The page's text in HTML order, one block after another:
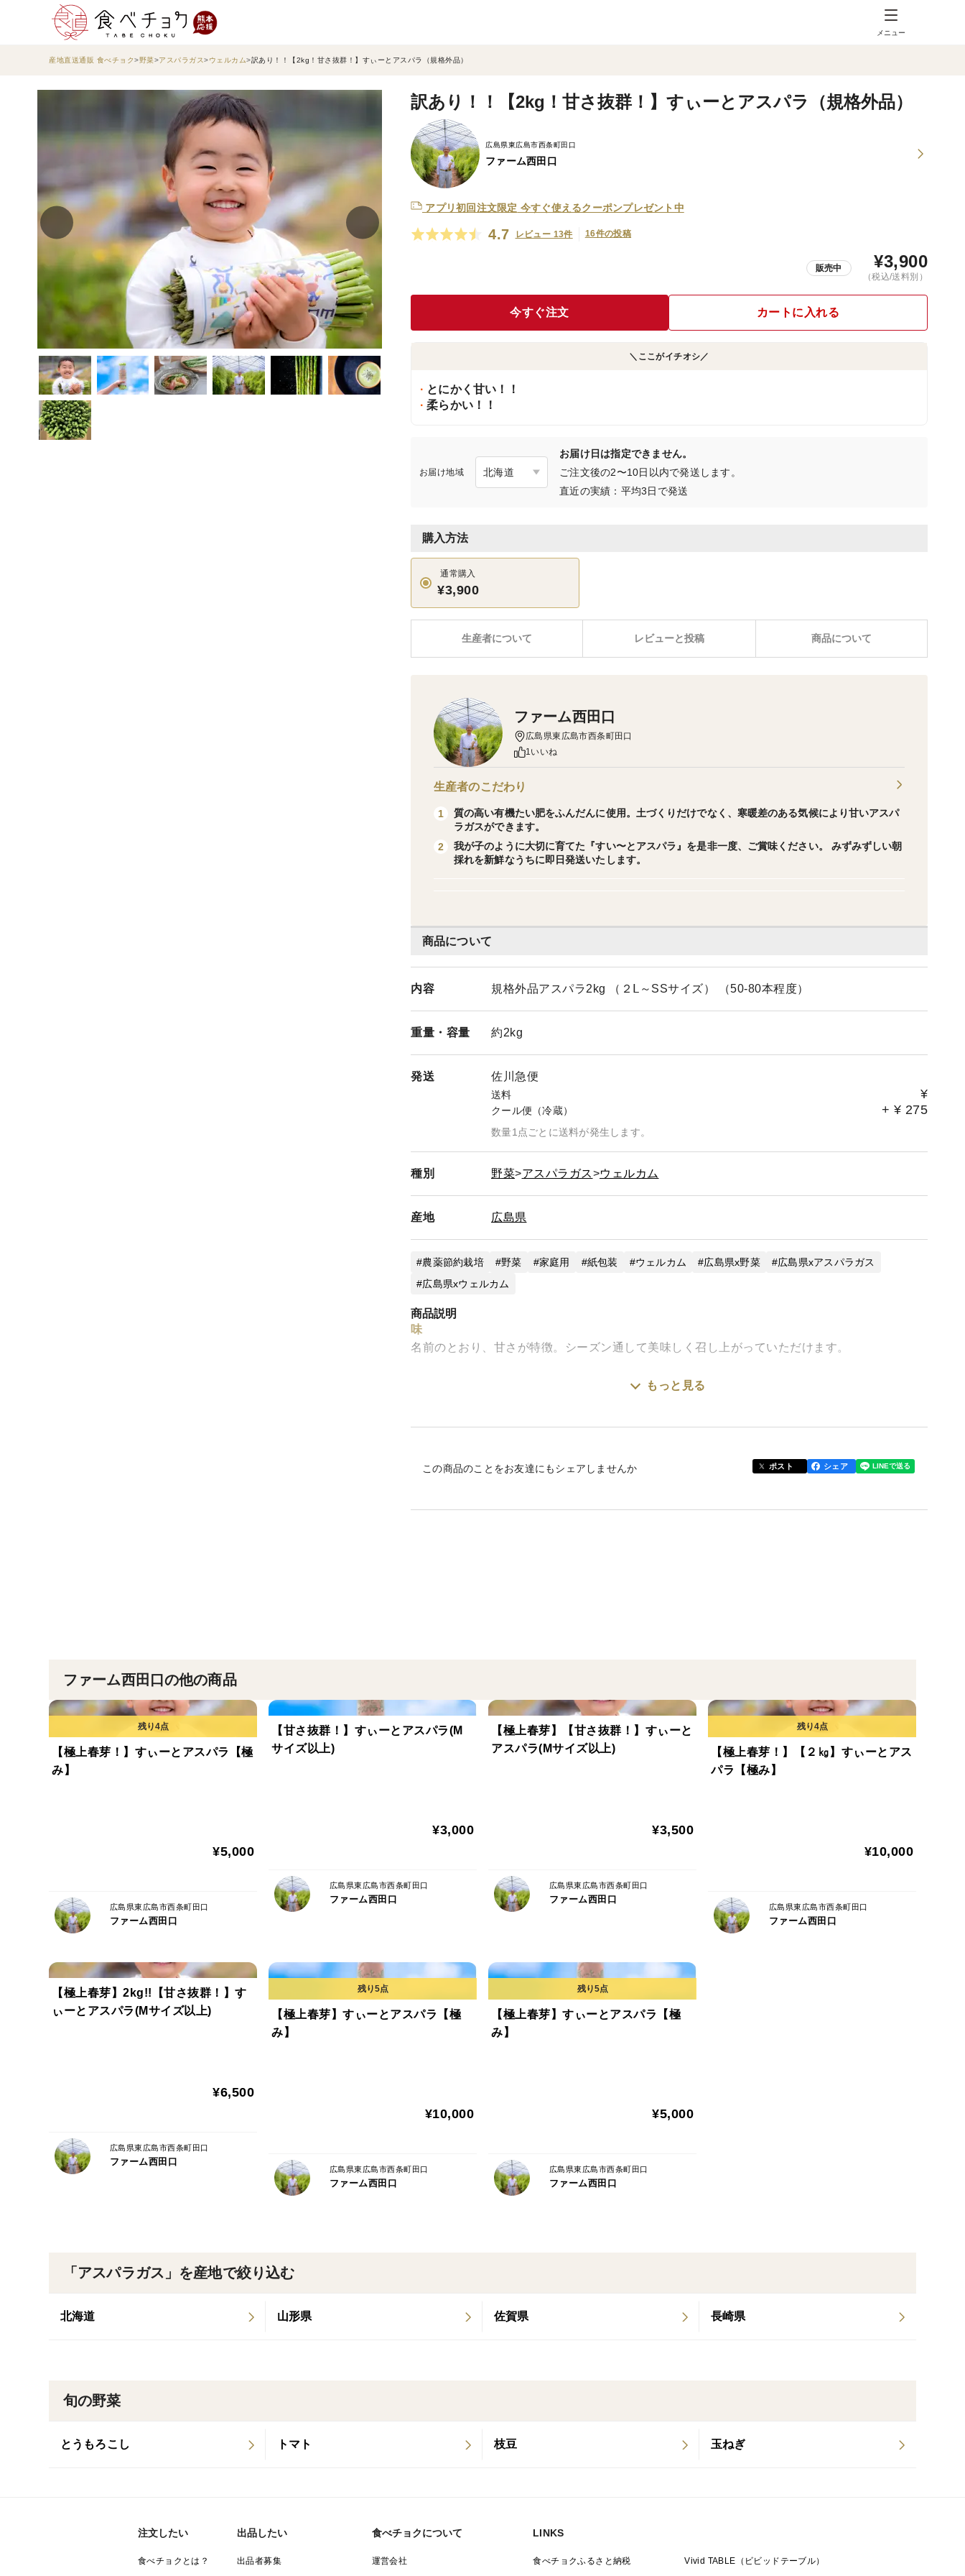
メニュー
産地直送通販 食べチョク 野菜 アスパラガス ウェルカム 訳あり！！【2kg！甘さ抜群！】すぃーとアスパラ（規格外品）
訳あり！！【2kg！甘さ抜群！】すぃーとアスパラ（規格外品）
広島県東広島市西条町田口
ファーム西田口
アプリ初回注文限定 今すぐ使えるクーポンプレゼント中
4.7 レビュー 13件 16件の投稿
販売中 ¥3,900
（税込/送料別）
今すぐ注文 カートに入れる
＼ここがイチオシ／
とにかく甘い！！
柔らかい！！
お届け地域
お届け日は指定できません。
ご注文後の2〜10日以内で発送します。
直近の実績：平均3日で発送
購入方法
通常購入
¥3,900
レビューと投稿 商品について
生産者について
商品について
内容 規格外品アスパラ2kg （２Ⅼ～SSサイズ） （50-80本程度）
重量・ 容量 約2kg
発送 佐川急便
送料 ¥
クール便（冷蔵） + ¥ 275
数量1点ごとに送料が発生します。
種別 野菜 アスパラガス ウェルカム
産地 広島県
農薬節約栽培 野菜 家庭用 紙包装 ウェルカム 広島県x野菜
広島県xアスパラガス
広島県xウェルカム
商品説明
味
名前のとおり、甘さが特徴。シーズン通して美味しく召し上がっていただけます。
もっと見る
この商品のことをお友達にもシェアしませんか ポスト シェア
ファーム西田口
広島県東広島市西条町田口
1いいね
生産者のこだわり
1
質の高い有機たい肥をふんだんに使用。土づくりだけでなく、寒暖差のある気候により甘いアスパ
ラガスができます。
2
我が子のように大切に育てた『すい〜とアスパラ』を是非一度、ご賞味ください。 みずみずしい朝
採れを新鮮なうちに即日発送いたします。
「アスパラガス」を産地で絞り込む
北海道 山形県 佐賀県 長崎県
旬の野菜
とうもろこし トマト 枝豆 玉ねぎ
ファーム西田口の他の商品
【極上春芽！】すぃーとアスパラ【極
み】
¥5,000
広島県東広島市西条町田口
ファーム西田口
【甘さ抜群！】すぃーとアスパラ(M
サイズ以上)
¥3,000
広島県東広島市西条町田口
ファーム西田口
【極上春芽】【甘さ抜群！】すぃーと
アスパラ(Mサイズ以上)
¥3,500
広島県東広島市西条町田口
ファーム西田口
【極上春芽！】【２㎏】すぃーとアス
パラ【極み】
¥10,000
広島県東広島市西条町田口
ファーム西田口
【極上春芽】2kg!!【甘さ抜群！】す
ぃーとアスパラ(Mサイズ以上)
¥6,500
広島県東広島市西条町田口
ファーム西田口
【極上春芽】すぃーとアスパラ【極
み】
¥10,000
広島県東広島市西条町田口
ファーム西田口
【極上春芽】すぃーとアスパラ【極
み】
¥5,000
広島県東広島市西条町田口
ファーム西田口
注文したい
食べチョクとは？
出品したい
出品者募集
食べチョクについて
運営会社
LINKS
食べチョクふるさと納税 Vivid TABLE（ビビッドテーブル）